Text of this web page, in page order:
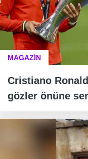
MAGAZİN
Cristiano
gözler önüne